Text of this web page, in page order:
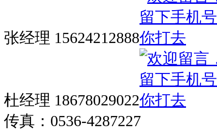
张经理 15624212888
杜经理 18678029022
传真：0536-4287227